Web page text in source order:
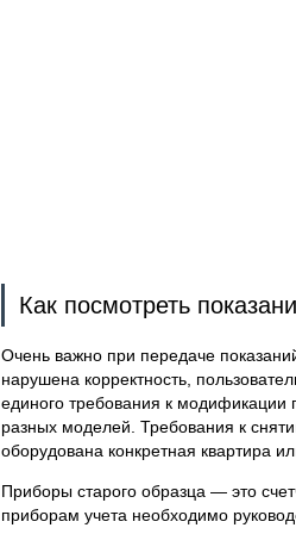
Как посмотреть
Очень важно при передаче
нарушена корректность,
единого требования к модификации
разных моделей. Требования к
оборудована конкретная квартира
Приборы старого образца — это
приборам учета необходимо